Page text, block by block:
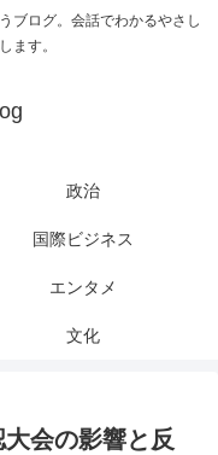
ブログ。会話でわかるやさし
ます。
政治
国際ビジネス
エンタメ
文化
会の影響と反